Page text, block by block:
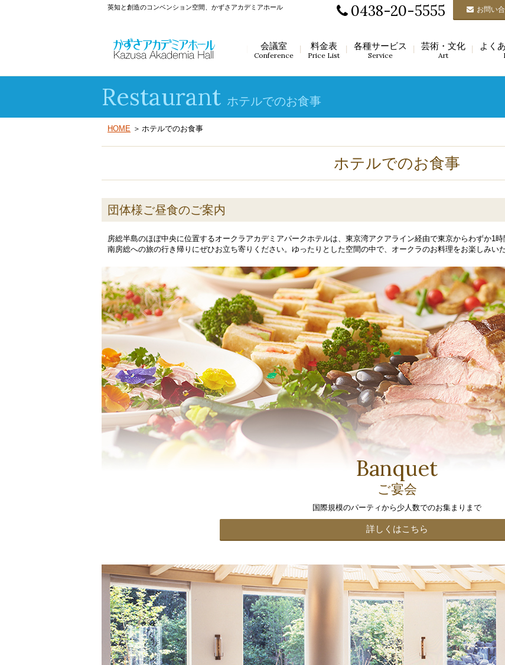
英知と創造のコンベンション空間、かずさアカデミアホール 0438-20-5555 お問い
会議室
Conference
料金表
Price List
各種サービス
Service
芸術・文化
Art
よく
Restaurant ホテルでのお食事
HOME ホテルでのお食事
ホテルでのお食事
団体様ご昼食のご案内
房総半島のほぼ中央に位置するオークラアカデミアパークホテルは、東京湾アクアライン経由で東京からわずか1時
南房総への旅の行き帰りにぜひお立ち寄りください。ゆったりとした空間の中で、オークラのお料理をお楽しみいた
Banquet
ご宴会
国際規模のパーティから少人数でのお集まりまで
詳しくはこちら